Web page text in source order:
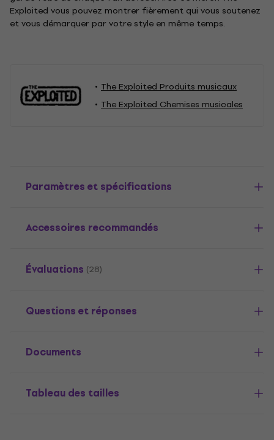
Exploited vous pouvez montrer fièrement qui vous soutenez
et vous démarquer par votre style en même temps.
The Exploited Produits musicaux
The Exploited Chemises musicales
Paramètres et spécifications
Accessoires recommandés
Évaluations (28)
Questions et réponses
Documents
Tableau des tailles